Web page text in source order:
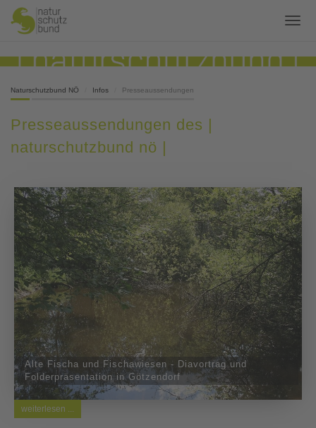
Naturschutzbund NÖ Infos Presseaussendungen
Presseaussendungen des |
naturschutzbund nö |
Alte Fischa und Fischawiesen - Diavortrag und
Folderpräsentation in Götzendorf
weiterlesen ...